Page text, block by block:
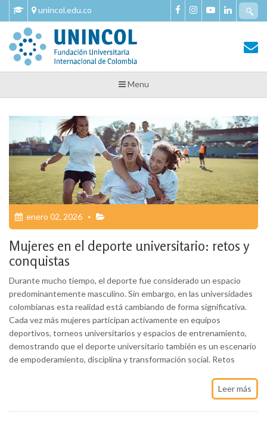
Skip
content
unincol.edu.co
Tu Salud y Bienestar
Tu Salud y Bienestar – Unincol
Menu
enero 02, 2026
Mujeres en el deporte universitario: retos y
conquistas
Durante mucho tiempo, el deporte fue considerado un espacio
predominantemente masculino. Sin embargo, en las universidades
colombianas esta realidad está cambiando de forma significativa.
Cada vez más mujeres participan activamente en equipos
deportivos, torneos universitarios y espacios de entrenamiento,
demostrando que el deporte universitario también es un escenario
de empoderamiento, disciplina y transformación social. Retos
Leer más